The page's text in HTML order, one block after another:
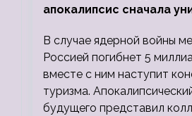
апокалипсис сначала
людей
В случае ядерной войны
Россией погибнет 5
вместе с ним наступит
туризма.
будущего представил